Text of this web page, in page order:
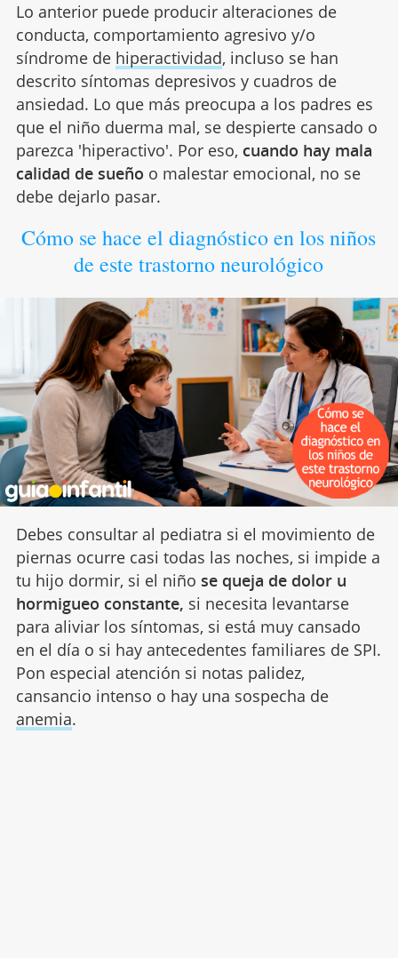
Lo anterior puede producir alteraciones de
conducta, comportamiento agresivo y/o
síndrome de hiperactividad, incluso se han
descrito síntomas depresivos y cuadros de
ansiedad. Lo que más preocupa a los padres es
que el niño duerma mal, se despierte cansado o
parezca 'hiperactivo'. Por eso, cuando hay mala
calidad de sueño o malestar emocional, no se
debe dejarlo pasar.
Cómo se hace el diagnóstico en los niños
de este trastorno neurológico
Debes consultar al pediatra si el movimiento de
piernas ocurre casi todas las noches, si impide a
tu hijo dormir, si el niño se queja de dolor u
hormigueo constante, si necesita levantarse
para aliviar los síntomas, si está muy cansado
en el día o si hay antecedentes familiares de SPI.
Pon especial atención si notas palidez,
cansancio intenso o hay una sospecha de
anemia.